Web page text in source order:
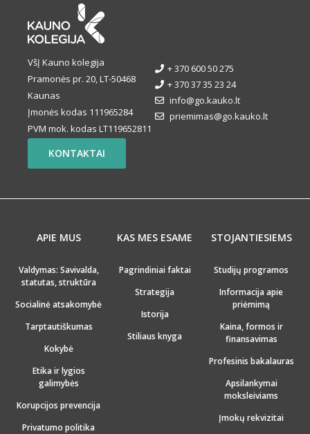
VšĮ Kauno kolegija
Pramonės pr. 20, LT-50468
Kaunas
Įmonės kodas 111965284
PVM mok. kodas LT119652811
+ 370 600 50 275
+ 370 37 35 23 24
info@go.kauko.lt
priemimas@go.kauko.lt
KONTAKTAI
APIE MUS
Valdymas: Savivalda,
statutas, struktūra
Socialinė atsakomybė
Tarptautiškumas
Kokybė
Etika ir lygios
galimybės
Korupcijos prevencija
Privatumo politika
KAS MES ESAME
Pagrindiniai faktai
Strategija
Istorija
Stiliaus knyga
STOJANTIESIEMS
Studijų programos
Informacija apie
priėmimą
Kaina, formos ir
finansavimas
Profesinis bakalauras
Apsilankymai
moksleiviams
Įmokų rekvizitai